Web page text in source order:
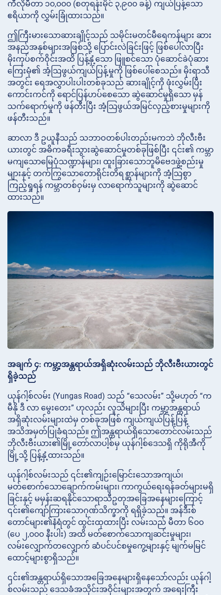
ကီလိုမီတာ ၁၀,၀၀၀ (စတုရန်းမိုင် ၃,၉၀၀ ခန့်) ကျယ်ပြန့်သော
ဧရိယာကို လွှမ်းခြုံထားသည်။
ဤကြီးမားသောဆားချိုင့်သည် သမိုင်းမတင်မီရေကန်များ ဆား
အနည်အနှစ်များအဖြစ်သို့ ပြောင်းလဲခြင်းဖြင့် ဖြစ်ပေါ်လာပြီး
မိုးကုပ်စက်ဝိုင်းအထိ ပြန့်နှံ့သော ဖြူစင်သော ပုံဆောင်ခဲပုံဆား
ကြေးမုံ၏ အံ့သြဖွယ်ကျယ်ပြန့်မှုကို ဖြစ်ပေါ်စေသည်။ မိုးရာသီ
အတွင်း ရေအလွှာပါးပါးတစ်ခုသည် ဆားချိုင့်ကို ဖုံးလွှမ်းပြီး
ကောင်းကင်ကို ရောင်ပြန်ဟပ်စေသော ဆွဲဆောင်မှုရှိသော မှန်
သက်ရောက်မှုကို ဖန်တီးပြီး အံ့သြဖွယ်အမြင်လှည့်စားမှုများကို
ဖန်တီးသည်။
ဆာလာ ဒီ ဥယူနီသည် သဘာဝတစ်ပါးတည်းမကဘဲ ဘိုလီးဗီး
ယားတွင် အဓိကခရီးသွားဆွဲဆောင်မှုတစ်ခုဖြစ်ပြီး ၎င်း၏ ကမ္ဘာ
မကျသောမြေပုံသဏ္ဍာန်များ၊ ထူးခြားသောဘူမိဗေဒဖွဲ့စည်းမှု
များနှင့် တက်ကြွသောတောရိုင်းတိရစ္ဆာန်များကို အံ့သြစွာ
ကြည့်ရှုရန် ကမ္ဘာတစ်ဝှမ်းမှ လာရောက်သူများကို ဆွဲဆောင်
ထားသည်။
အချက် ၄: ကမ္ဘာ့အန္တရာယ်အရှိဆုံးလမ်းသည် ဘိုလီးဗီးယားတွင်
ရှိခဲ့သည်
ယုန်ဂါ့စ်လမ်း (Yungas Road) သည် “သေလမ်း” သို့မဟုတ် “က
မီနို ဒီ လာ မွေးတေး” ဟုလည်း လူသိများပြီး ကမ္ဘာ့အန္တရာယ်
အရှိဆုံးလမ်းများထဲမှ တစ်ခုအဖြစ် ကျယ်ကျယ်ပြန့်ပြန့်
အသိအမှတ်ပြုခံရသည်။ ဤအန္တရာယ်ရှိသောတောင်လမ်းသည်
ဘိုလီးဗီးယား၏မြို့တော်လာပါ့စ်မှ ယုန်ဂါ့စ်ဒေသရှိ ကိုရိုအီကို
မြို့သို့ ပြန့်နှံ့ထားသည်။
ယုန်ဂါ့စ်လမ်းသည် ၎င်း၏ကျဉ်းမြောင်းသောအကျယ်၊
မတ်စောက်သောချောက်ကမ်းများ၊ ကာကွယ်ရေးရန်ခတ်များမရှိ
ခြင်းနှင့် မမှန်းဆရနိုင်သောရာသီဥတုအခြေအနေများကြောင့်
၎င်း၏ကျော်ကြားသောဂုဏ်သိက္ခာကို ရရှိခဲ့သည်။ အန်ဒီးစ်
တောင်များ၏နံရံတွင် ထွင်းထုထားပြီး လမ်းသည် မီတာ ၆၀၀
(ပေ ၂,၀၀၀ နီးပါး) အထိ မတ်စောက်သောကျဆင်းမှုများ၊
လမ်းလျှောက်တလျှောက် ဆံပင်ပင်စမှုကွေ့များနှင့် မျက်မမြင်
ထောင့်များစွာရှိသည်။
၎င်း၏အန္တရာယ်ရှိသောအခြေအနေများရှိနေသော်လည်း ယုန်ဂါ့
စ်လမ်းသည် ဒေသခံအသိုင်းအဝိုင်းများအတွက် အရေးကြီး